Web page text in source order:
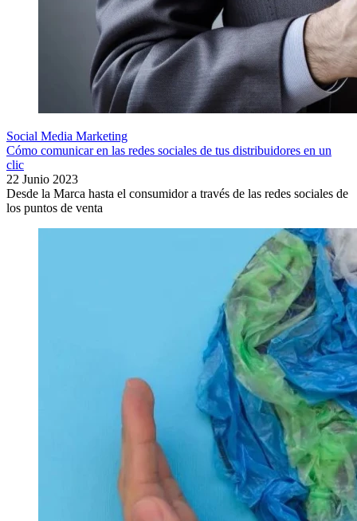
Social Media Marketing
Cómo comunicar en las redes sociales de tus distribuidores en un
clic
22 Junio 2023
Desde la Marca hasta el consumidor a través de las redes sociales de
los puntos de venta